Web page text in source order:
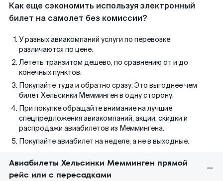
Как еще сэкономить используя электронный
билет на самолет без комиссии?
У разных авиакомпаний услуги по перевозке
различаются по цене.
Лететь транзитом дешево, по сравнению от и до
конечных пунктов.
Покупайте туда и обратно сразу. Это выгоднее чем
билет Хельсинки Мемминген в одну сторону.
При покупке обращайте внимание на лучшие
спецпредложения авиакомпаний, акции, скидки и
распродажи авиабилетов из Меммингена.
Покупайте авиабилет на неделе, а не в выходные.
Авиабилеты Хельсинки Мемминген прямой
рейс или с пересадками